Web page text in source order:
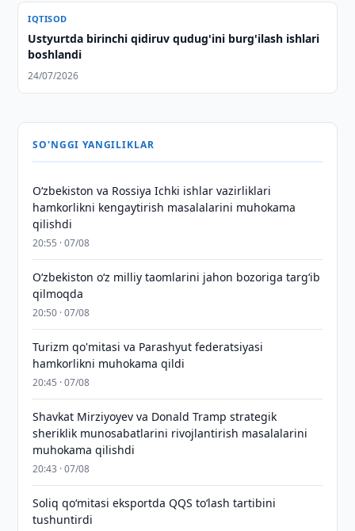
IQTISOD
Ustyurtda birinchi qidiruv qudug'ini burg'ilash ishlari
boshlandi
24/07/2026
SO'NGGI YANGILIKLAR
Oʻzbekiston va Rossiya Ichki ishlar vazirliklari
hamkorlikni kengaytirish masalalarini muhokama
qilishdi
20:55 · 07/08
Oʻzbekiston oʻz milliy taomlarini jahon bozoriga targʻib
qilmoqda
20:50 · 07/08
Turizm qo'mitasi va Parashyut federatsiyasi
hamkorlikni muhokama qildi
20:45 · 07/08
Shavkat Mirziyoyev va Donald Tramp strategik
sheriklik munosabatlarini rivojlantirish masalalarini
muhokama qilishdi
20:43 · 07/08
Soliq qo‘mitasi eksportda QQS to‘lash tartibini
tushuntirdi